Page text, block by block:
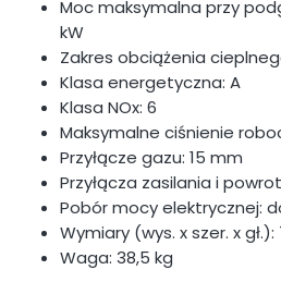
Moc maksymalna przy
kW
Zakres obciążenia
Klasa energetyczna: A
Klasa NOx: 6
Maksymalne ciśnienie
Przyłącze gazu: 15 mm
Przyłącza zasilania i
Pobór mocy elektrycznej:
Wymiary (wys. x szer. x
Waga: 38,5 kg